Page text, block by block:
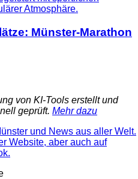
Münster-Marathon
von KI-Tools erstellt und
geprüft. Mehr dazu